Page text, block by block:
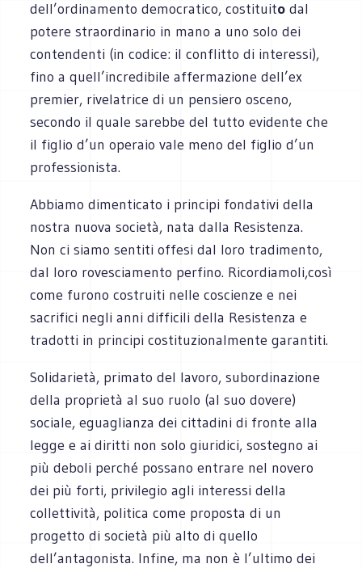
dell’ordinamento democratico, costituito dal
potere straordinario in mano a uno solo dei
contendenti (in codice: il conflitto di interessi),
fino a quell’incredibile affermazione dell’ex
premier, rivelatrice di un pensiero osceno,
secondo il quale sarebbe del tutto evidente che
il figlio d’un operaio vale meno del figlio d’un
professionista.
Abbiamo dimenticato i principi fondativi della
nostra nuova società, nata dalla Resistenza.
Non ci siamo sentiti offesi dal loro tradimento,
dal loro rovesciamento perfino. Ricordiamoli,così
come furono costruiti nelle coscienze e nei
sacrifici negli anni difficili della Resistenza e
tradotti in principi costituzionalmente garantiti.
Solidarietà, primato del lavoro, subordinazione
della proprietà al suo ruolo (al suo dovere)
sociale, eguaglianza dei cittadini di fronte alla
legge e ai diritti non solo giuridici, sostegno ai
più deboli perché possano entrare nel novero
dei più forti, privilegio agli interessi della
collettività, politica come proposta di un
progetto di società più alto di quello
dell’antagonista. Infine, ma non è l’ultimo dei